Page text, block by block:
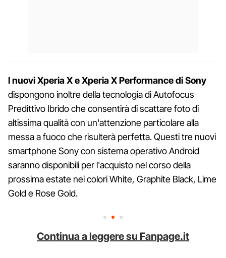
I nuovi Xperia X e Xperia X Performance di Sony
dispongono inoltre della tecnologia di Autofocus
Predittivo Ibrido che consentirà di scattare foto di
altissima qualità con un'attenzione particolare alla
messa a fuoco che risulterà perfetta. Questi tre nuovi
smartphone Sony con sistema operativo Android
saranno disponibili per l'acquisto nel corso della
prossima estate nei colori White, Graphite Black, Lime
Gold e Rose Gold.
Continua a leggere su Fanpage.it